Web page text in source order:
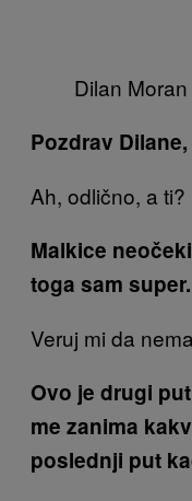
Dilan Moran
Pozdrav
Ah, odlično, a ti?
Malkice
toga sam super.
Veruj mi da
Ovo je drugi
me zanima
poslednji put